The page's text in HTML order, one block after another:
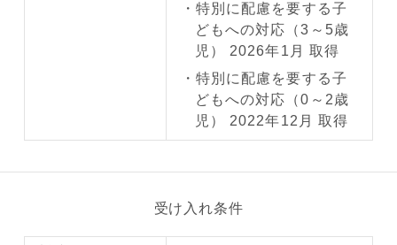
特別に配慮を要する子
どもへの対応（3～5歳
児） 2026年1月 取得
特別に配慮を要する子
どもへの対応（0～2歳
児） 2022年12月 取得
受け入れ条件